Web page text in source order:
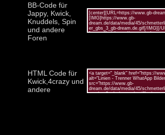
BB-Code für
Jappy, Kwick,
Knuddels, Spin
und andere
Foren
HTML Code für
Kwick,4crazy und
andere